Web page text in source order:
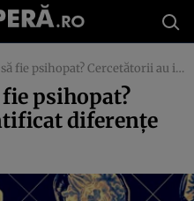
Cercetătorii au identificat diferențe majore în creier
fie psihopat?
diferențe